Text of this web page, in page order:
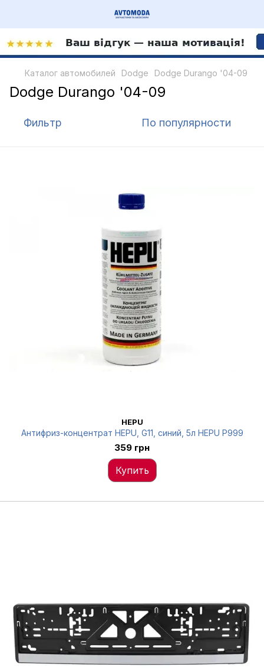
Каталог автомобилей Dodge Dodge Durango '04-09
Dodge Durango '04-09
Фильтр По популярности
HEPU
Антифриз-концентрат HEPU, G11, синий, 5л HEPU P999
359 грн
Купить